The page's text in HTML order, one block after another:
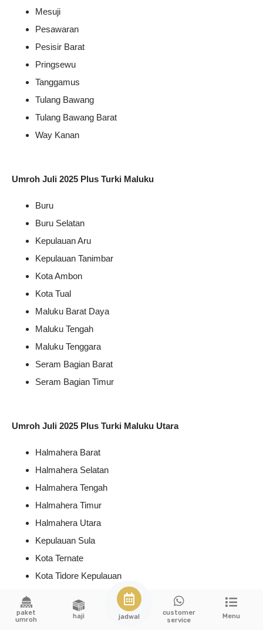
Mesuji
Pesawaran
Pesisir Barat
Pringsewu
Tanggamus
Tulang Bawang
Tulang Bawang Barat
Way Kanan
Umroh Juli 2025 Plus Turki Maluku
Buru
Buru Selatan
Kepulauan Aru
Kepulauan Tanimbar
Kota Ambon
Kota Tual
Maluku Barat Daya
Maluku Tengah
Maluku Tenggara
Seram Bagian Barat
Seram Bagian Timur
Umroh Juli 2025 Plus Turki Maluku Utara
Halmahera Barat
Halmahera Selatan
Halmahera Tengah
Halmahera Timur
Halmahera Utara
Kepulauan Sula
Kota Ternate
Kota Tidore Kepulauan
Pulau Taliabu
paket
umroh
haji jadwal
customer
service
Menu